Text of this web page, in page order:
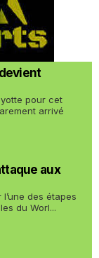
pour cet
arrivé
aux
des étapes
du Worl...